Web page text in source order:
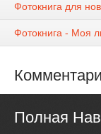
Фотокнига для
Фотокнига - Моя
Полная